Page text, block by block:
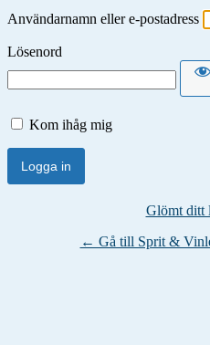
Användarnamn eller e-postadress
Lösenord
Kom ihåg mig
Glömt ditt
← Gå till Sprit &